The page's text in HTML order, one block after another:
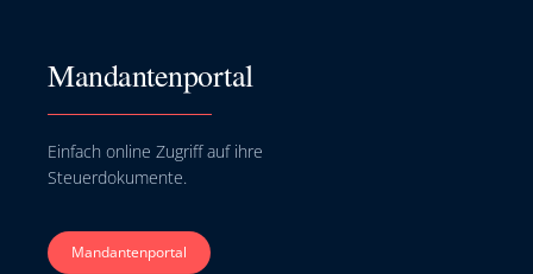
Mandantenportal
Einfach online Zugriff auf ihre
Steuerdokumente.
Mandantenportal